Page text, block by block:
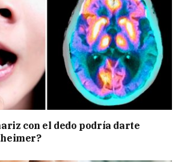
con el dedo podría darte